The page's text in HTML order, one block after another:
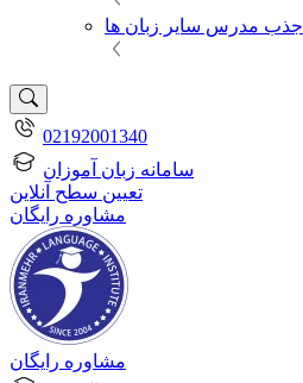
جذب مدرس سایر زبان ها
02192001340
سامانه زبان آموزان
تعیین سطح آنلاین
مشاوره رایگان
مشاوره رایگان